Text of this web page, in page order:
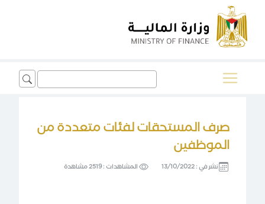
Search
for:
صرف المستحقات لفئات متعددة من
الموظفين
نشر في :13/10/2022 المشاهدات :2519 مشاهدة